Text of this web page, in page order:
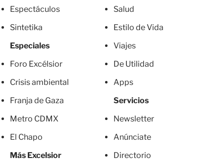
Espectáculos
Sintetika
Especiales
Foro Excélsior
Crisis ambiental
Franja de Gaza
Metro CDMX
El Chapo
Más Excelsior
Salud
Estilo de Vida
Viajes
De Utilidad
Apps
Servicios
Newsletter
Anúnciate
Directorio